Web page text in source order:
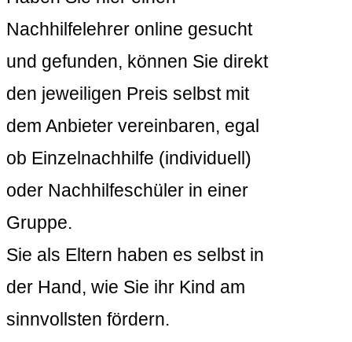
Nachhilfelehrer online gesucht
und gefunden, können Sie direkt
den jeweiligen Preis selbst mit
dem Anbieter vereinbaren, egal
ob Einzelnachhilfe (individuell)
oder Nachhilfeschüler in einer
Gruppe.
Sie als Eltern haben es selbst in
der Hand, wie Sie ihr Kind am
sinnvollsten fördern.